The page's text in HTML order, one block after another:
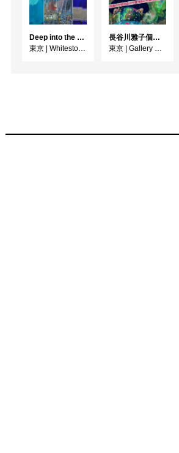
Deep into the Blue―蒼の深層へ：木梨アイネ、名坂千吉郎、猪熊克芳
東京
Whitestone Gallery
長谷川雅子個展「終わりなき森の美術館」
東京
Gallery MUMON